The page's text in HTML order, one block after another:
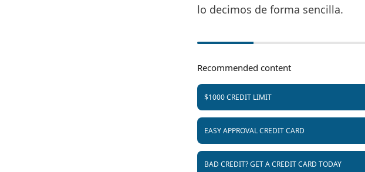
lo decimos de forma sencilla.
Recommended content
$1000 CREDIT LIMIT
EASY APPROVAL CREDIT CARD
BAD CREDIT? GET A CREDIT CARD TODAY